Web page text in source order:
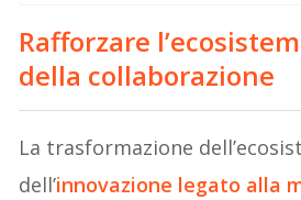
Rafforzare
della collaborazione
La trasformazione
dell’innovazione legato alla